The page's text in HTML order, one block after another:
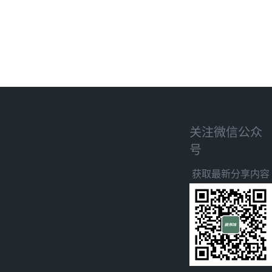
关注微信公众
号
获取最新分享内容